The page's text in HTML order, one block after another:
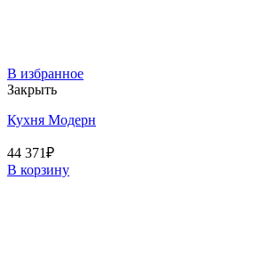
В избранное
Закрыть
Кухня Модерн
44 371₽
В корзину